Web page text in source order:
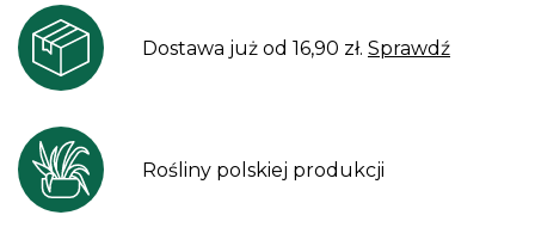
Dostawa już od 16,90 zł. Sprawdź
Rośliny polskiej produkcji